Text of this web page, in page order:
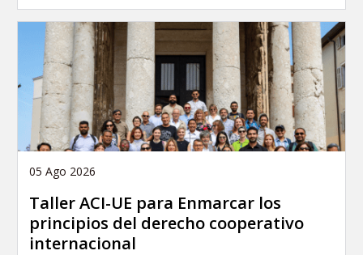
05 Ago 2026
Taller ACI-UE para Enmarcar los
principios del derecho cooperativo
internacional